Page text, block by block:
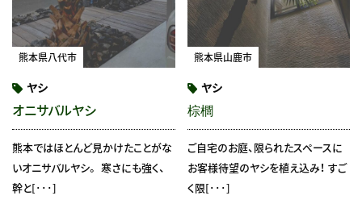
熊本県八代市
ヤシ
オニサバルヤシ
熊本ではほとんど見かけたことがな
いオニサバルヤシ。 寒さにも強く、
幹と[･･･]
熊本県山鹿市
ヤシ
棕櫚
ご自宅のお庭、限られたスペースに
お客様待望のヤシを植え込み！ すご
く限[･･･]